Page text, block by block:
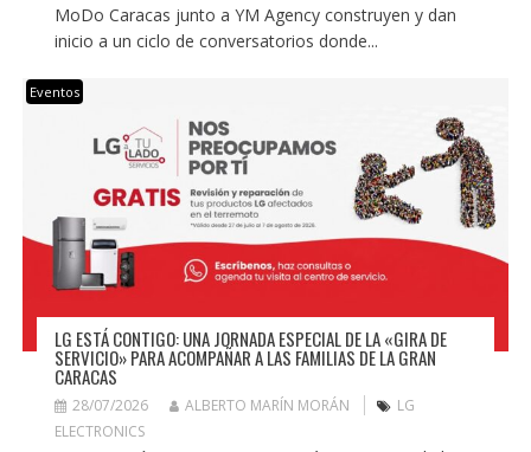
MoDo Caracas junto a YM Agency construyen y dan
inicio a un ciclo de conversatorios donde...
Eventos
LG ESTÁ CONTIGO: UNA JORNADA ESPECIAL DE LA «GIRA DE
SERVICIO» PARA ACOMPAÑAR A LAS FAMILIAS DE LA GRAN
CARACAS
28/07/2026 ALBERTO MARÍN MORÁN
LG
ELECTRONICS